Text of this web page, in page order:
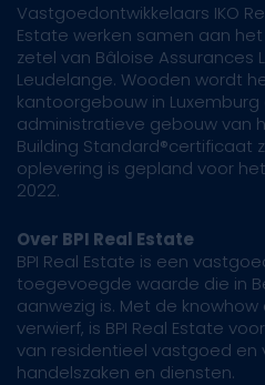
Vastgoedontwikkelaars IKO
Estate werken samen aan
zetel van Bâloise Assurances
Leudelange. Wooden wordt
kantoorgebouw in
administratieve gebouw van
Building Standard®certificaat
oplevering is gepland voor
2022.
Over BPI Real Estate
BPI Real Estate is een
toegevoegde waarde die in
aanwezig is. Met de
verwierf, is BPI Real Estate
van residentieel vastgoed en
handelszaken en diensten.